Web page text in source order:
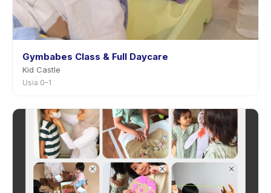
Gymbabes Class & Full Daycare
Kid Castle
Usia 0–1